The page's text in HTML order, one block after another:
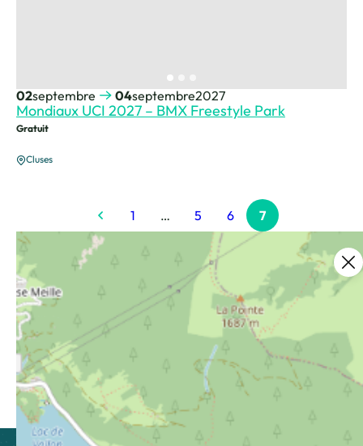
Mondiaux UCI 2027 – BMX Freestyle Park
Gratuit
02septembre 04septembre2027
Cluses
1 … 5 6 7
Ce contenu vous a été utile ?
Ce contenu vous a été utile
Ce contenu ne vous a pas été utile
Enregistrer
Partager ce contenu
Partager sur Facebook (nouvelle fenêtre)
Partager sur X / Twitter (nouvelle
Partager sur WhatsApp
Partager par mail